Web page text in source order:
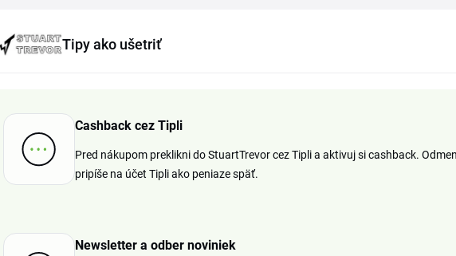
Tipy ako ušetriť
Cashback cez Tipli
Pred nákupom preklikni do StuartTrevor cez Tipli a aktivuj si cashback.
pripíše na účet Tipli ako peniaze späť.
Newsletter a odber noviniek